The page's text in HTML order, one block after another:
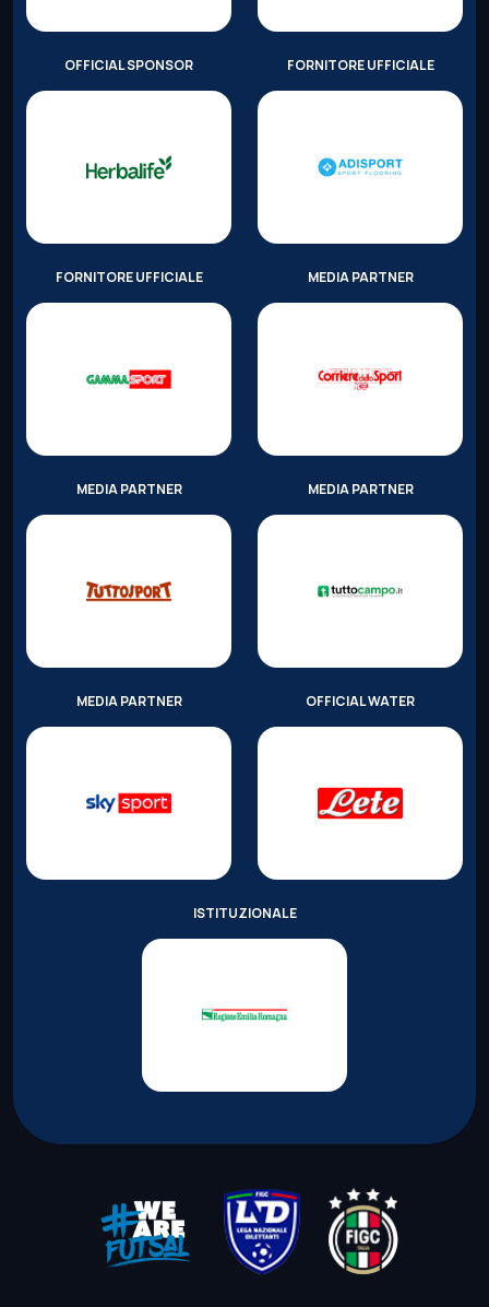
OFFICIAL SPONSOR FORNITORE UFFICIALE
FORNITORE UFFICIALE MEDIA PARTNER
MEDIA PARTNER MEDIA PARTNER
MEDIA PARTNER OFFICIAL WATER
ISTITUZIONALE